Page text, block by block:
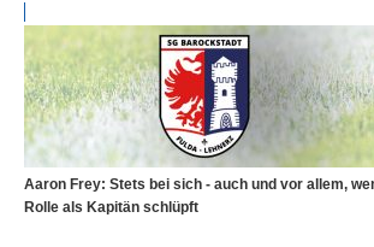
Aaron Frey: Stets bei sich - auch und vor allem,
Rolle als Kapitän schlüpft